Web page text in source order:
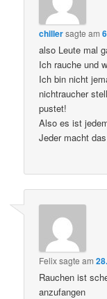
chillersagte am
also Leute mal
Ich rauche und
Ich bin nicht
nichtraucher
pustet!
Also es ist
Jeder macht
Felixsagte am
Rauchen ist
anzufangen